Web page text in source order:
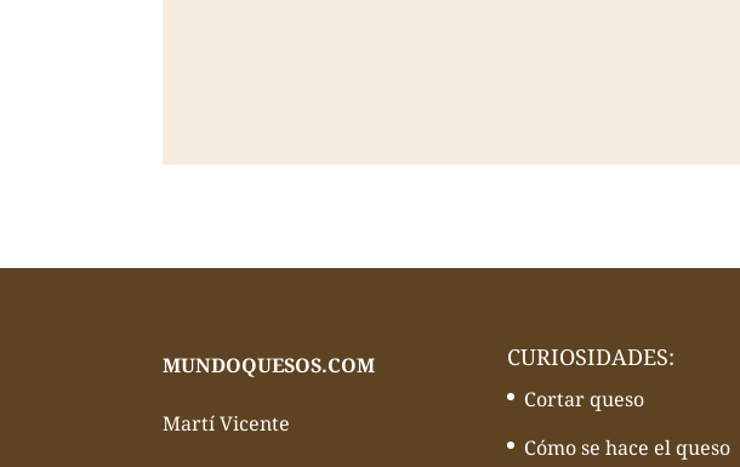
MUNDOQUESOS.COM
Martí Vicente
CURIOSIDADES:
Cortar queso
Cómo se hace el queso